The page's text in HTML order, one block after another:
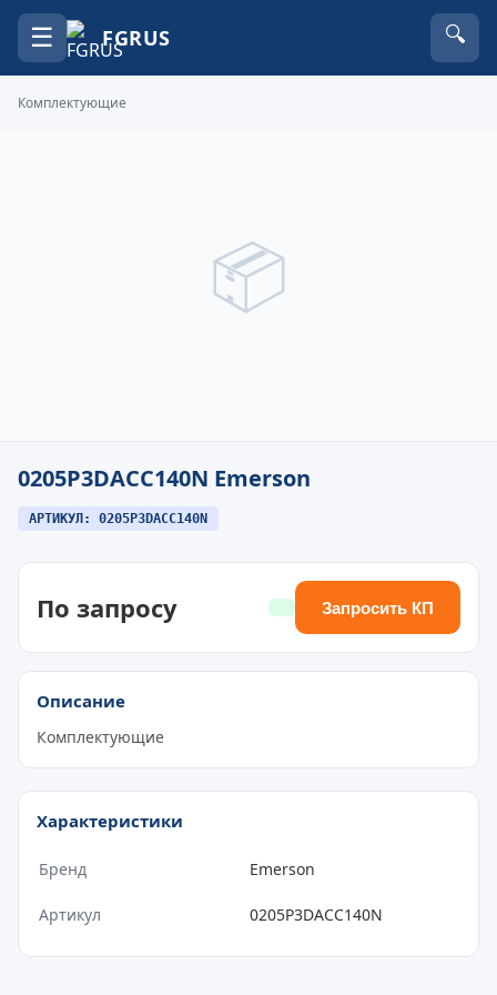
☰ FGRUS 🔍
Комплектующие
📦
0205P3DACC140N Emerson
АРТИКУЛ: 0205P3DACC140N
По запросу Запросить КП
Описание
Комплектующие
Характеристики
Бренд Emerson
Артикул 0205P3DACC140N